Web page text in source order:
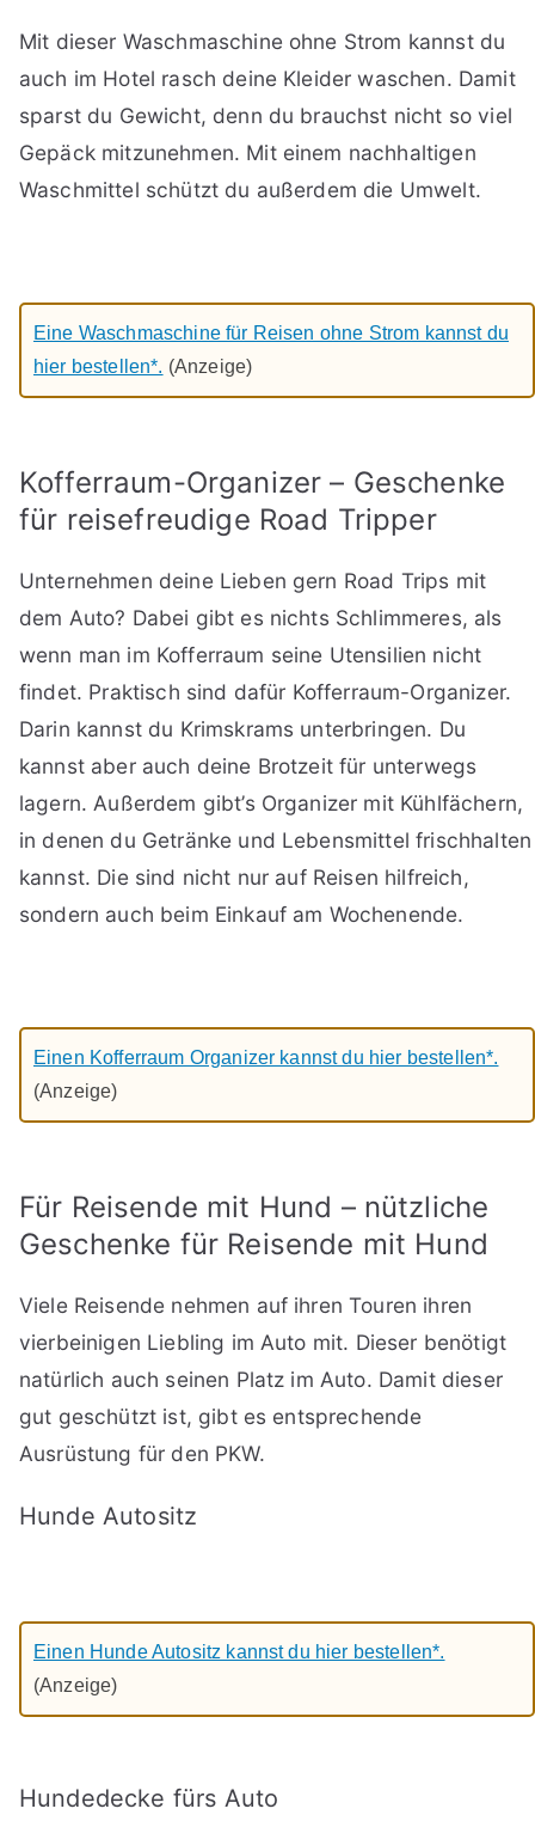
Mit dieser Waschmaschine ohne Strom kannst du
auch im Hotel rasch deine Kleider waschen. Damit
sparst du Gewicht, denn du brauchst nicht so viel
Gepäck mitzunehmen. Mit einem nachhaltigen
Waschmittel schützt du außerdem die Umwelt.
Eine Waschmaschine für Reisen ohne Strom kannst du
hier bestellen*. (Anzeige)
Kofferraum-Organizer – Geschenke
für reisefreudige Road Tripper
Unternehmen deine Lieben gern Road Trips mit
dem Auto? Dabei gibt es nichts Schlimmeres, als
wenn man im Kofferraum seine Utensilien nicht
findet. Praktisch sind dafür Kofferraum-Organizer.
Darin kannst du Krimskrams unterbringen. Du
kannst aber auch deine Brotzeit für unterwegs
lagern. Außerdem gibt’s Organizer mit Kühlfächern,
in denen du Getränke und Lebensmittel frischhalten
kannst. Die sind nicht nur auf Reisen hilfreich,
sondern auch beim Einkauf am Wochenende.
Einen Kofferraum Organizer kannst du hier bestellen*.
(Anzeige)
Für Reisende mit Hund – nützliche
Geschenke für Reisende mit Hund
Viele Reisende nehmen auf ihren Touren ihren
vierbeinigen Liebling im Auto mit. Dieser benötigt
natürlich auch seinen Platz im Auto. Damit dieser
gut geschützt ist, gibt es entsprechende
Ausrüstung für den PKW.
Hunde Autositz
Einen Hunde Autositz kannst du hier bestellen*.
(Anzeige)
Hundedecke fürs Auto